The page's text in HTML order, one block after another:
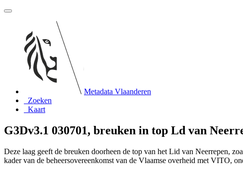
Metadata Vlaanderen
Zoeken
Kaart
G3Dv3.1 030701, breuken in top Ld van
Deze laag geeft de breuken doorheen de top van het Lid van Neerrepen,
kader van de beheersovereenkomst van de Vlaamse overheid met VITO,